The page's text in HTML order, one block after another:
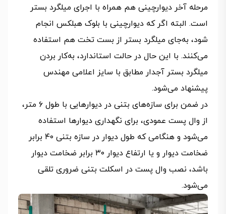
مرحله آخر دیوارچینی هم همراه با اجرای میلگرد بستر
است. البته اگر که دیوارچینی با بلوک هبلکس انجام
شود، به‌جای میلگرد بستر از بست تخت هم استفاده
می‌کنند. با این حال در حالت استاندارد، به‌کار بردن
میلگرد بستر آجدار مطابق با سایز اعلامی مهندس
پیشنهاد می‌شود.
در ضمن برای سازه‌های بتنی در دیوارهایی با طول ۶ متر،
از وال پست عمودی، برای نگهداری دیوار‌ها استفاده
می‌شود و هنگامی که طول دیوار در سازه بتنی ۴۰ برابر
ضخامت دیوار و یا ارتفاع دیوار ۳۰ برابر ضخامت دیوار
باشد، نصب وال‌ پست در اسکلت بتنی ضروری تلقی
می‌شود.